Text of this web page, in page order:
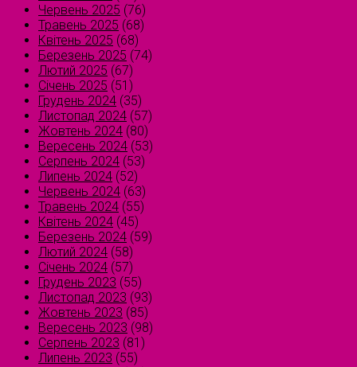
Червень 2025 (76)
Травень 2025 (68)
Квітень 2025 (68)
Березень 2025 (74)
Лютий 2025 (67)
Січень 2025 (51)
Грудень 2024 (35)
Листопад 2024 (57)
Жовтень 2024 (80)
Вересень 2024 (53)
Серпень 2024 (53)
Липень 2024 (52)
Червень 2024 (63)
Травень 2024 (55)
Квітень 2024 (45)
Березень 2024 (59)
Лютий 2024 (58)
Січень 2024 (57)
Грудень 2023 (55)
Листопад 2023 (93)
Жовтень 2023 (85)
Вересень 2023 (98)
Серпень 2023 (81)
Липень 2023 (55)